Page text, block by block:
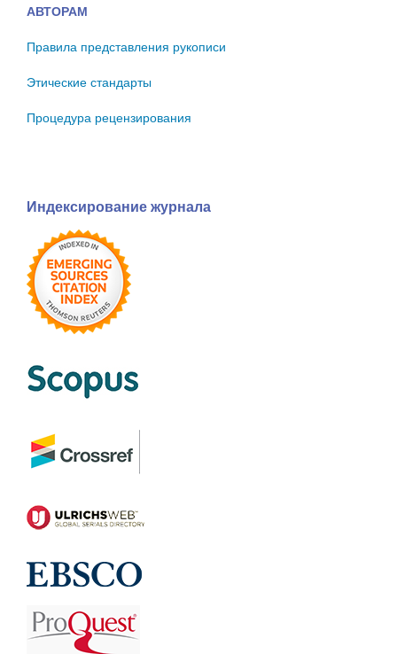
АВТОРАМ
Правила представления рукописи
Этические стандарты
Процедура рецензирования
Индексирование журнала